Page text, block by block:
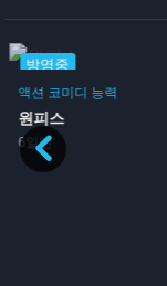
방영중
액션 코미디 능력
원피스
6일전